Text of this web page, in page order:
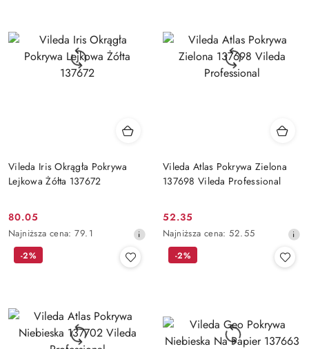
obniżką
obniżką
Vileda Iris Okrągła Pokrywa
Lejkowa Żółta 137672
Cena
promocyjna:
80.05
Najniższa
cena
obniżką
Najniższa cena: 79.1
Vileda Atlas Pokrywa Zielona
137698 Vileda Professional
Cena
promocyjna:
52.35
Najniższa
cena
Najniższa cena: 52.55
-2% -2%